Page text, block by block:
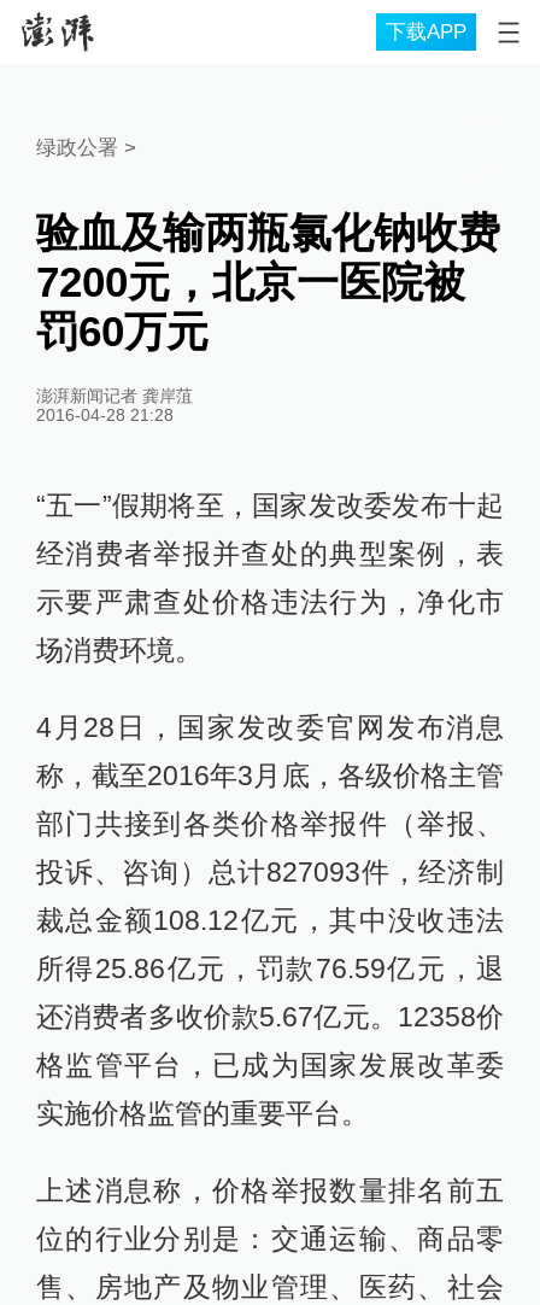
下载APP
绿政公署 >
验血及输两瓶氯化钠收费
7200元，北京一医院被
罚60万元
澎湃新闻记者 龚岸菹
2016-04-28 21:28
“五一”假期将至，国家发改委发布十起
经消费者举报并查处的典型案例，表
示要严肃查处价格违法行为，净化市
场消费环境。
4月28日，国家发改委官网发布消息
称，截至2016年3月底，各级价格主管
部门共接到各类价格举报件（举报、
投诉、咨询）总计827093件，经济制
裁总金额108.12亿元，其中没收违法
所得25.86亿元，罚款76.59亿元，退
还消费者多收价款5.67亿元。12358价
格监管平台，已成为国家发展改革委
实施价格监管的重要平台。
上述消息称，价格举报数量排名前五
位的行业分别是：交通运输、商品零
售、房地产及物业管理、医药、社会